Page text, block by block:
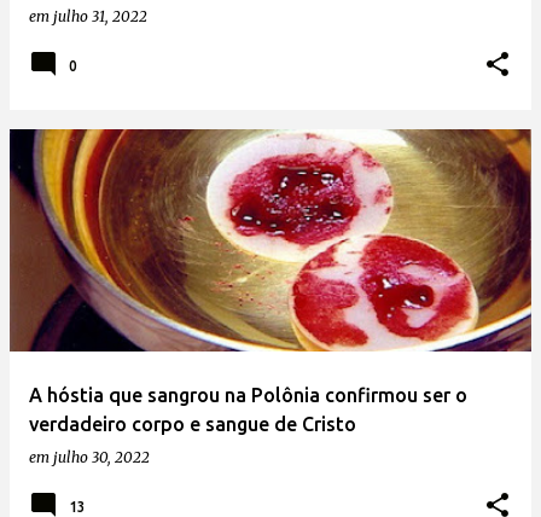
em julho 31, 2022
0
A hóstia que sangrou na Polônia confirmou ser o
verdadeiro corpo e sangue de Cristo
em julho 30, 2022
13